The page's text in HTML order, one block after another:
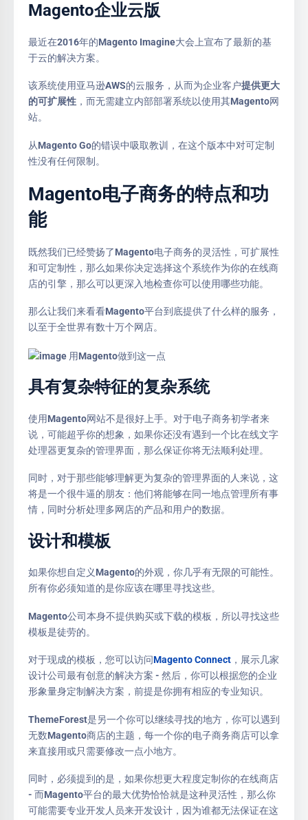
Magento企业云版
最近在2016年的Magento Imagine大会上宣布了最新的基
于云的解决方案。
该系统使用亚马逊AWS的云服务，从而为企业客户提供更大
的可扩展性 ，而无需建立内部部署系统以使用其Magento网
站。
从Magento Go的错误中吸取教训，在这个版本中对可定制
性没有任何限制。
Magento电子商务的特点和功
能
既然我们已经赞扬了Magento电子商务的灵活性，可扩展性
和可定制性，那么如果你决定选择这个系统作为你的在线商
店的引擎，那么可以更深入地检查你可以使用哪些功能。
那么让我们来看看Magento平台到底提供了什么样的服务，
以至于全世界有数十万个网店。
具有复杂特征的复杂系统
使用Magento网站不是很好上手。对于电子商务初学者来
说，可能超乎你的想象，如果你还没有遇到一个比在线文字
处理器更复杂的管理界面，那么保证你将无法顺利处理。
同时，对于那些能够理解更为复杂的管理界面的人来说，这
将是一个很牛逼的朋友：他们将能够在同一地点管理所有事
情，同时分析处理多网店的产品和用户的数据。
设计和模板
如果你想自定义Magento的外观，你几乎有无限的可能性。
所有你必须知道的是你应该在哪里寻找这些。
Magento公司本身不提供购买或下载的模板，所以寻找这些
模板是徒劳的。
对于现成的模板，您可以访问Magento Connect ，展示几家
设计公司最有创意的解决方案 - 然后，你可以根据您的企业
形象量身定制解决方案，前提是你拥有相应的专业知识。
ThemeForest是另一个你可以继续寻找的地方，你可以遇到
无数Magento商店的主题，每一个你的电子商务商店可以拿
来直接用或只需要修改一点小地方。
同时，必须提到的是，如果你想更大程度定制你的在线商店
- 而Magento平台的最大优势恰恰就是这种灵活性，那么你
可能需要专业开发人员来开发设计，因为谁都无法保证在这